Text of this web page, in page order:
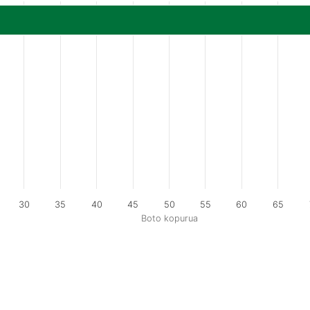
Boto kopurua
30 35 40 45 50 55 60 65